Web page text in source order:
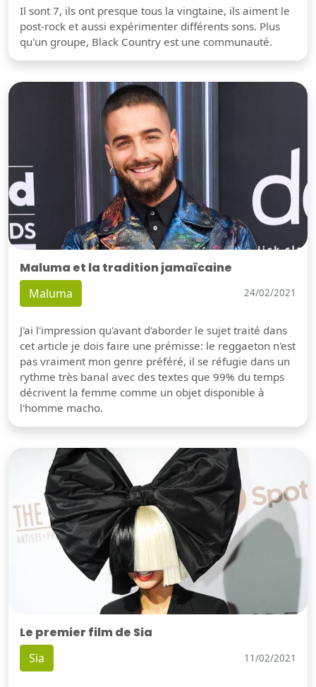
Il sont 7, ils ont presque tous la vingtaine, ils aiment le
post-rock et aussi expérimenter différents sons. Plus
qu'un groupe, Black Country est une communauté.
Maluma et la tradition jamaïcaine
Maluma 24/02/2021
J'ai l'impression qu'avant d'aborder le sujet traité dans
cet article je dois faire une prémisse: le reggaeton n'est
pas vraiment mon genre préféré, il se réfugie dans un
rythme très banal avec des textes que 99% du temps
décrivent la femme comme un objet disponible à
l'homme macho.
Le premier film de Sia
Sia 11/02/2021